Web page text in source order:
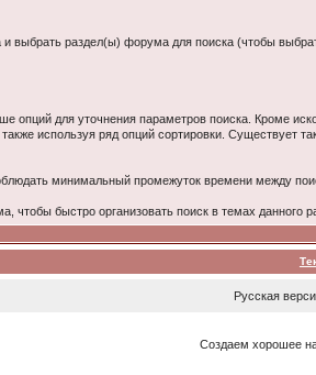
выбрать раздел(ы) форума для поиска (чтобы
опций для уточнения параметров поиска. Кроме
используя ряд опций сортировки. Существует
минимальный промежуток времени между
быстро организовать поиск в темах данного
Русская
Создаем хорошее